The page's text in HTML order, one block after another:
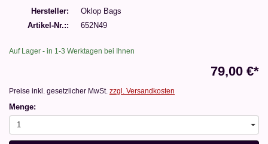
Hersteller
Oklop Bags
Artikel-Nr.:
652N49
Auf Lager - in 1-3 Werktagen bei Ihnen
79,00 €*
Preise inkl. gesetzlicher MwSt. zzgl. Versandkosten
Menge:
1